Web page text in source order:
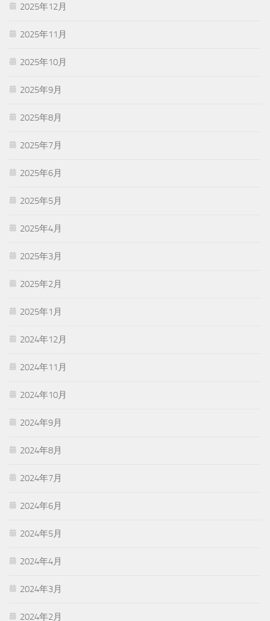
2025年12月
2025年11月
2025年10月
2025年9月
2025年8月
2025年7月
2025年6月
2025年5月
2025年4月
2025年3月
2025年2月
2025年1月
2024年12月
2024年11月
2024年10月
2024年9月
2024年8月
2024年7月
2024年6月
2024年5月
2024年4月
2024年3月
2024年2月